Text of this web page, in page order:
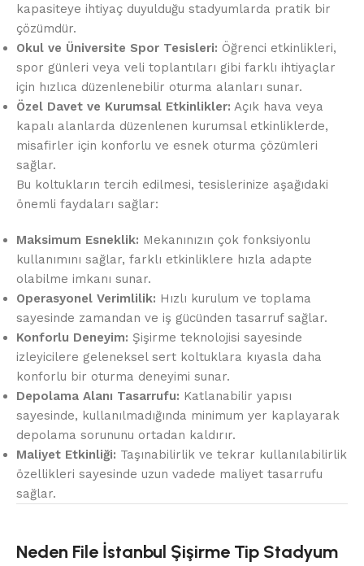
kapasiteye ihtiyaç duyulduğu stadyumlarda pratik bir
çözümdür.
Okul ve Üniversite Spor Tesisleri: Öğrenci etkinlikleri,
spor günleri veya veli toplantıları gibi farklı ihtiyaçlar
için hızlıca düzenlenebilir oturma alanları sunar.
Özel Davet ve Kurumsal Etkinlikler: Açık hava veya
kapalı alanlarda düzenlenen kurumsal etkinliklerde,
misafirler için konforlu ve esnek oturma çözümleri
sağlar.
Bu koltukların tercih edilmesi, tesislerinize aşağıdaki
önemli faydaları sağlar:
Maksimum Esneklik: Mekanınızın çok fonksiyonlu
kullanımını sağlar, farklı etkinliklere hızla adapte
olabilme imkanı sunar.
Operasyonel Verimlilik: Hızlı kurulum ve toplama
sayesinde zamandan ve iş gücünden tasarruf sağlar.
Konforlu Deneyim: Şişirme teknolojisi sayesinde
izleyicilere geleneksel sert koltuklara kıyasla daha
konforlu bir oturma deneyimi sunar.
Depolama Alanı Tasarrufu: Katlanabilir yapısı
sayesinde, kullanılmadığında minimum yer kaplayarak
depolama sorununu ortadan kaldırır.
Maliyet Etkinliği: Taşınabilirlik ve tekrar kullanılabilirlik
özellikleri sayesinde uzun vadede maliyet tasarrufu
sağlar.
Neden File İstanbul Şişirme Tip Stadyum